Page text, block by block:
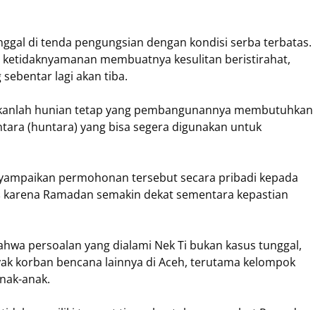
di tenda pengungsian dengan kondisi serba terbatas.
membuatnya kesulitan beristirahat,
lagi akan tiba.
hunian tetap yang pembangunannya membutuhkan
(huntara) yang bisa segera digunakan untuk
permohonan tersebut secara pribadi kepada
Ramadan semakin dekat sementara kepastian
persoalan yang dialami Nek Ti bukan kasus tunggal,
korban bencana lainnya di Aceh, terutama kelompok
anak.